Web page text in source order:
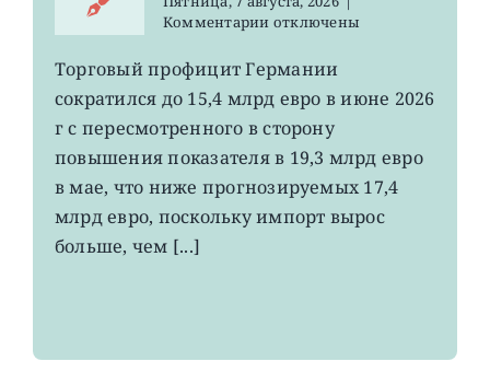
Комментариик
EWG:
немецкий
экспорт
вырос
4-
летнего
отключены
Торговый профицит Германии
сократился до 15,4 млрд евро в июне 2026
г с пересмотренного в сторону
повышения показателя в 19,3 млрд евро
в мае, что ниже прогнозируемых 17,4
млрд евро, поскольку импорт вырос
больше, чем [...]